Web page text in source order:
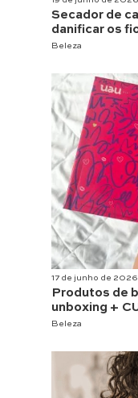
Secador de
danificar os
Beleza
17 de junho de 2026
Produtos de
unboxing +
Beleza